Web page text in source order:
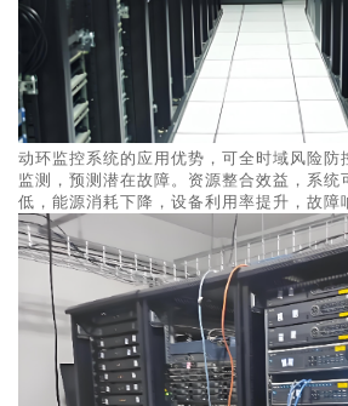
动环监控系统的应用优势，可全时域风险防
监测，预测潜在故障。资源整合效益，系统
低，能源消耗下降，设备利用率提升，故障